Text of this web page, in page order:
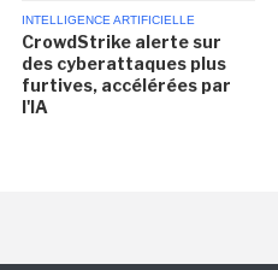
INTELLIGENCE ARTIFICIELLE
CrowdStrike alerte sur
des cyberattaques plus
furtives, accélérées par
l'IA